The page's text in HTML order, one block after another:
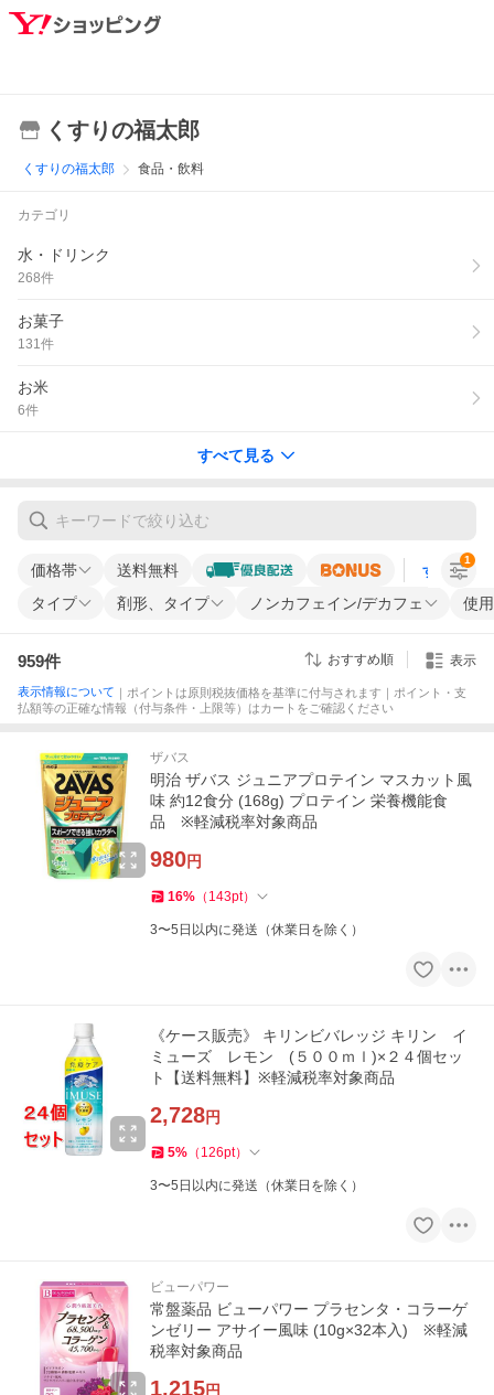
くすりの福太郎
くすりの福太郎 食品・飲料
カテゴリ
水・ドリンク
268件
お菓子
131件
お米
6件
すべて見る
価格帯 送料無料 すべての条
タイプ 剤形、タイプ ノンカフェイン/デカフェ 使
1
959件 おすすめ順 表示
表示情報について ｜ポイントは原則税抜価格を基準に付与されます｜ポイント・支
払額等の正確な情報（付与条件・上限等）はカートをご確認ください
ザバス
明治 ザバス ジュニアプロテイン マスカット風
味 約12食分 (168g) プロテイン 栄養機能食
品 ※軽減税率対象商品
980円
16% （ 143pt）
3〜5日以内に発送（休業日を除く）
《ケース販売》 キリンビバレッジ キリン イ
ミューズ レモン (５００ｍｌ)×２４個セッ
ト【送料無料】※軽減税率対象商品
2,728円
5% （ 126pt）
3〜5日以内に発送（休業日を除く）
ビューパワー
常盤薬品 ビューパワー プラセンタ・コラーゲ
ンゼリー アサイー風味 (10g×32本入) ※軽減
税率対象商品
1,215円